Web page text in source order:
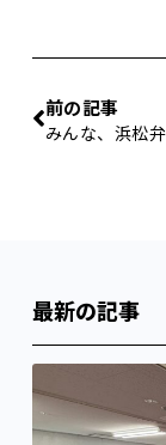
前の記事
みんな、浜松
最新の記事